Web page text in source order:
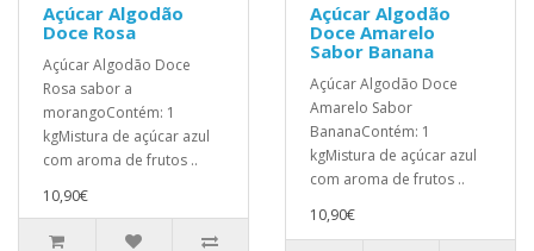
Açúcar Algodão
Doce Rosa
Açúcar Algodão Doce
Rosa sabor a
morangoContém: 1
kgMistura de açúcar azul
com aroma de frutos ..
10,90€
Açúcar Algodão
Doce Amarelo
Sabor Banana
Açúcar Algodão Doce
Amarelo Sabor
BananaContém: 1
kgMistura de açúcar azul
com aroma de frutos ..
10,90€